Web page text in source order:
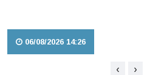
06/08/2026 14:26
‹ ›